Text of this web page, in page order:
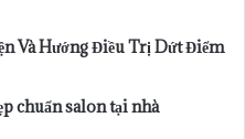
Và Hướng Điều Trị Dứt Điểm
chuẩn salon tại nhà